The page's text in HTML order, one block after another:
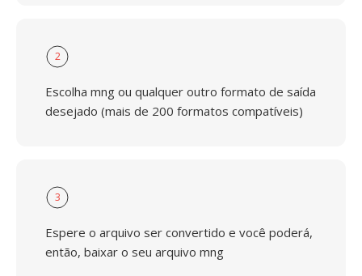
2
Escolha mng ou qualquer outro formato de saída
desejado (mais de 200 formatos compatíveis)
3
Espere o arquivo ser convertido e você poderá,
então, baixar o seu arquivo mng